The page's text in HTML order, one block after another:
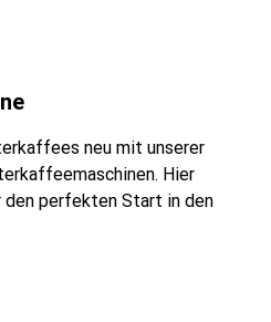
neu mit unserer
Hier
den perfekten Start in den